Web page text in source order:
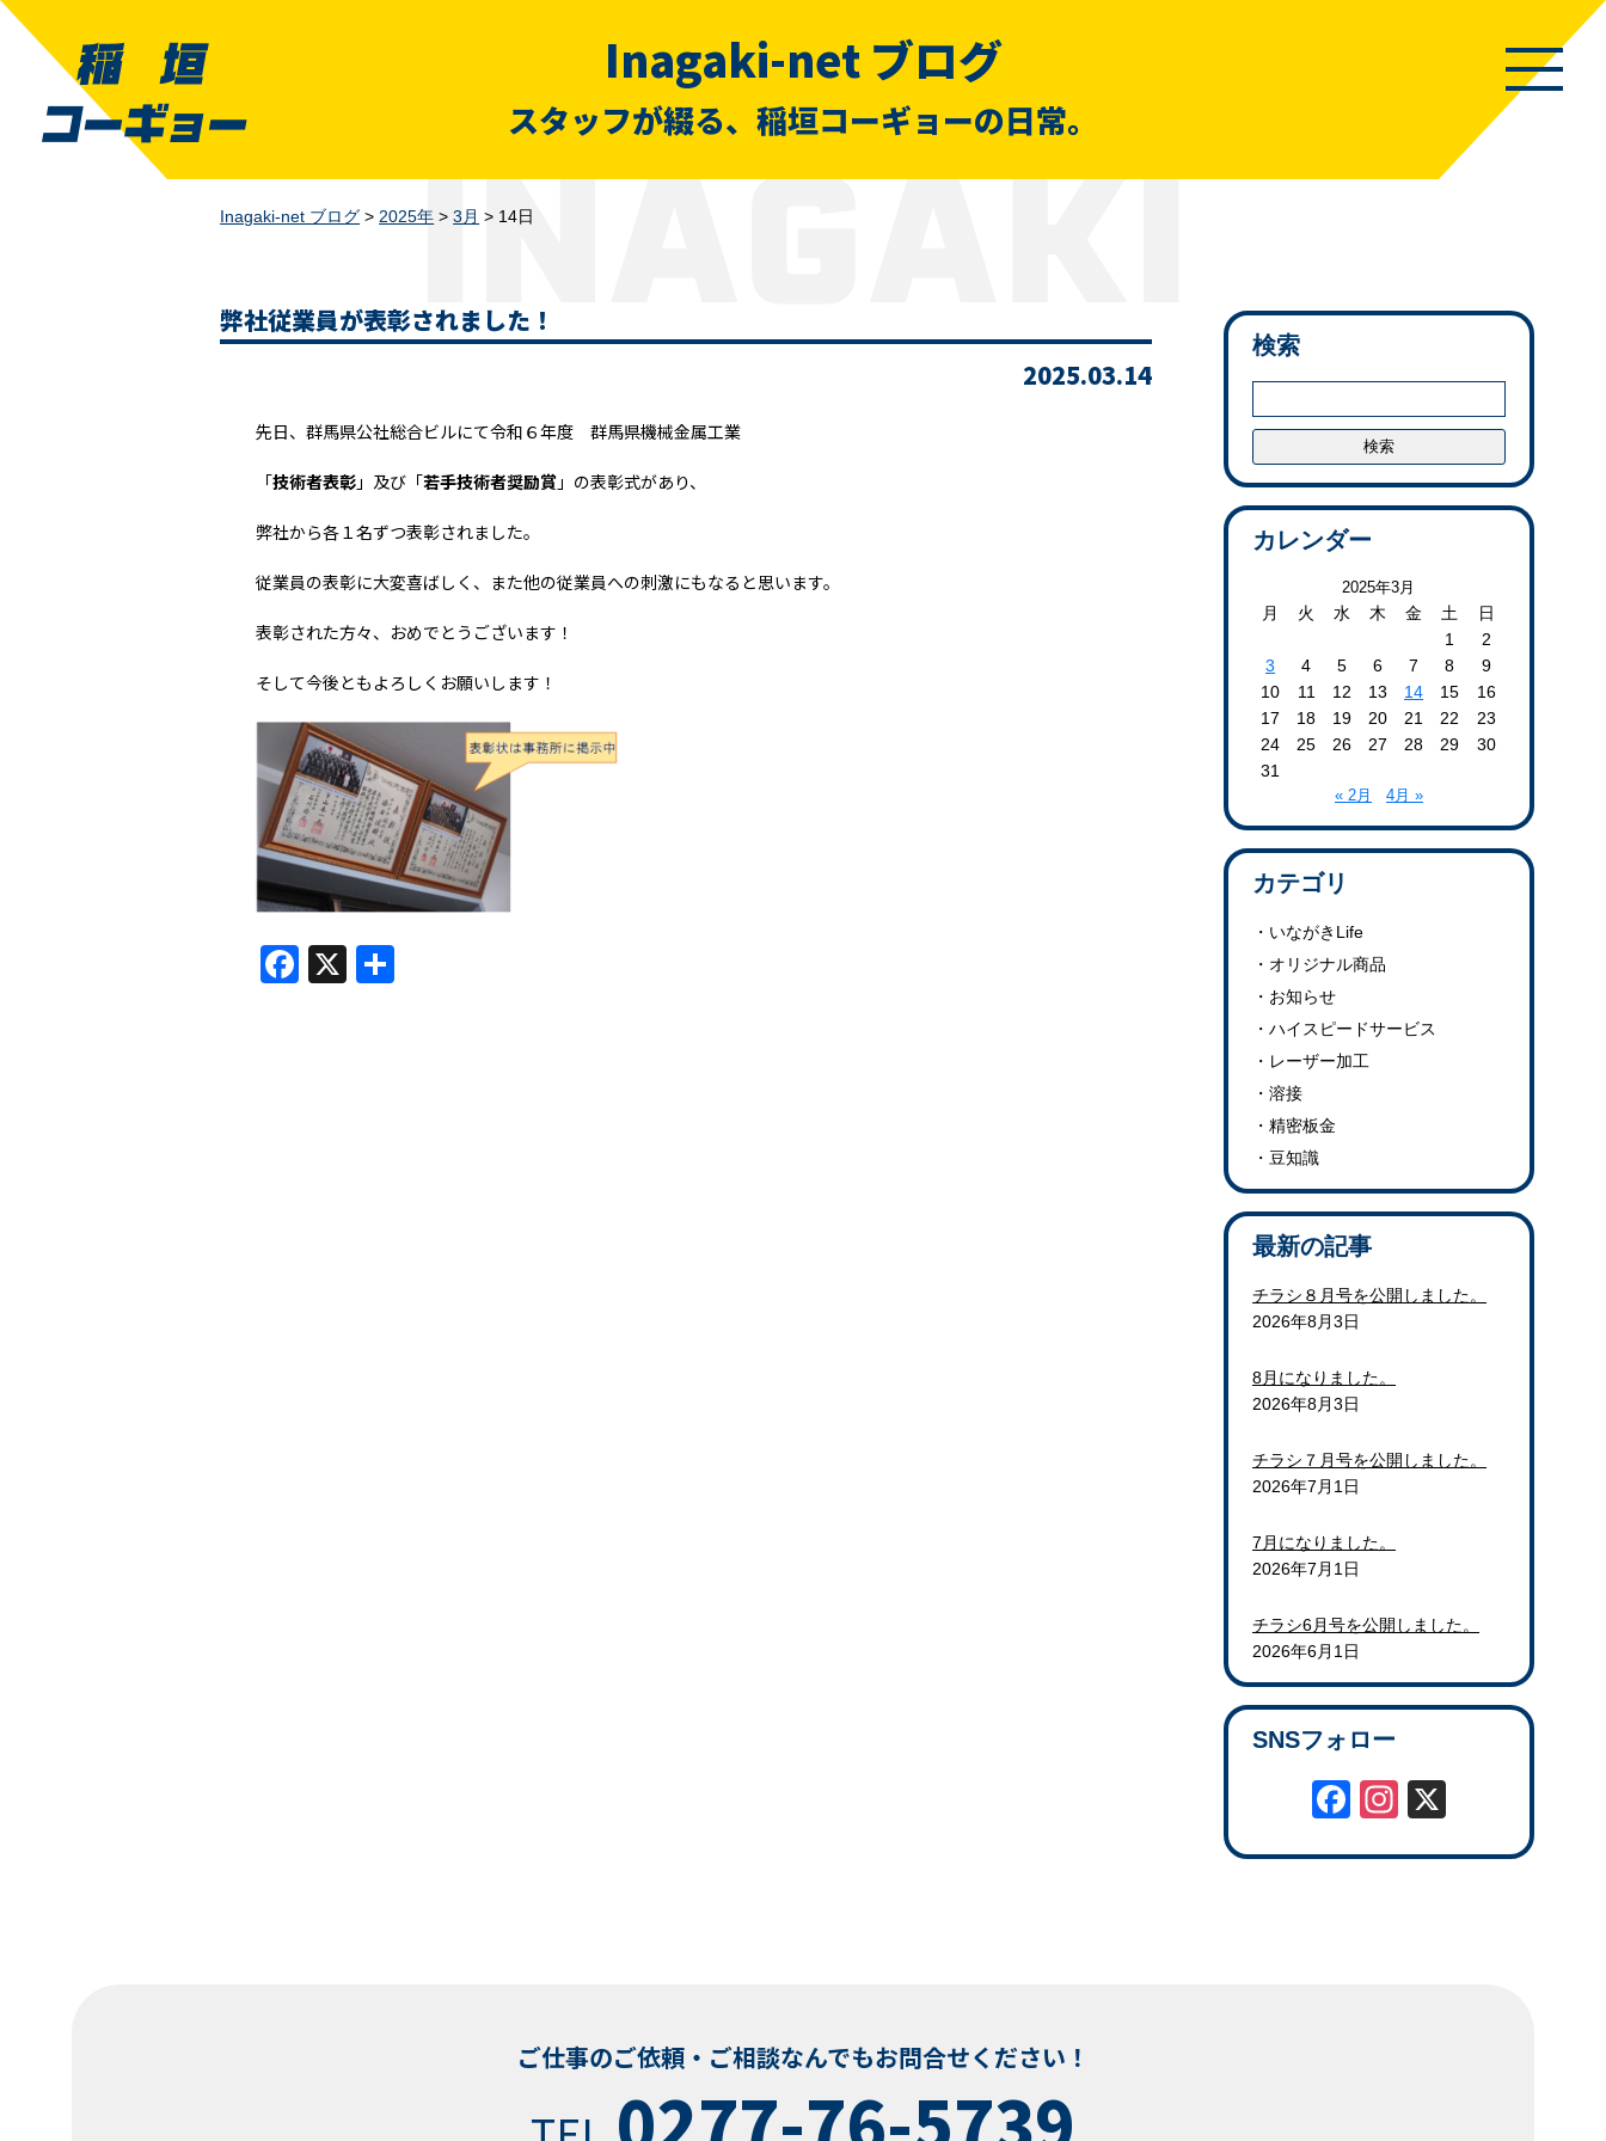
Inagaki-net ブログ
スタッフが綴る、稲垣コーギョーの日常。
Inagaki-net ブログ > 2025年 >3月 > 14日
弊社従業員が表彰されました！
2025.03.14
先日、群馬県公社総合ビルにて令和６年度 群馬県機械金属工業
「技術者表彰 」及び「若手技術者奨励賞 」の表彰式があり、
弊社から各１名ずつ表彰されました。
従業員の表彰に大変喜ばしく、また他の従業員への刺激にもなると思います。
表彰された方々、おめでとうございます！
そして今後ともよろしくお願いします！
Facebook
X
検索
カレンダー
2025年3月
月 火 水 木 金 土
日
1
2
3
4 5 6 7 8
9
10
11 12 13 14 15
16
17
18 19 20 21 22
23
24
25 26 27 28 29
30
31
« 2月 4月 »
カテゴリ
いながきLife
オリジナル商品
お知らせ
ハイスピードサービス
レーザー加工
溶接
精密板金
豆知識
最新の記事
チラシ８月号を公開しました。
2026年8月3日
8月になりました。
2026年8月3日
チラシ７月号を公開しました。
2026年7月1日
7月になりました。
2026年7月1日
チラシ6月号を公開しました。
2026年6月1日
SNSフォロー
Facebook
Instagram
ご仕事のご依頼・ご相談なんでもお問合せください！
0277-76-5739